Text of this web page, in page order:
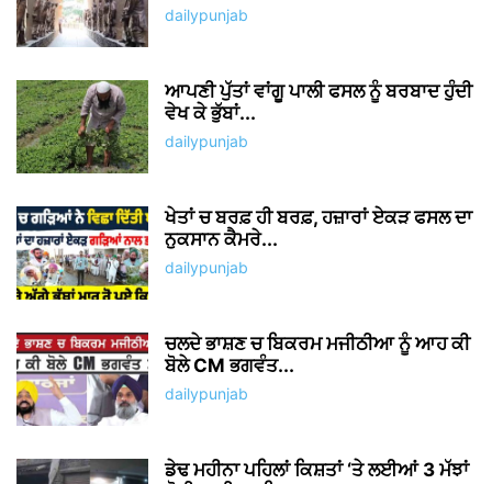
dailypunjab
ਆਪਣੀ ਪੁੱਤਾਂ ਵਾਂਗੂ ਪਾਲੀ ਫਸਲ ਨੂੰ ਬਰਬਾਦ ਹੁੰਦੀ
ਵੇਖ ਕੇ ਭੁੱਬਾਂ...
dailypunjab
ਖੇਤਾਂ ਚ ਬਰਫ਼ ਹੀ ਬਰਫ਼, ਹਜ਼ਾਰਾਂ ਏਕੜ ਫਸਲ ਦਾ
ਨੁਕਸਾਨ ਕੈਮਰੇ...
dailypunjab
ਚਲਦੇ ਭਾਸ਼ਣ ਚ ਬਿਕਰਮ ਮਜੀਠੀਆ ਨੂੰ ਆਹ ਕੀ
ਬੋਲੇ CM ਭਗਵੰਤ...
dailypunjab
ਡੇਢ ਮਹੀਨਾ ਪਹਿਲਾਂ ਕਿਸ਼ਤਾਂ ‘ਤੇ ਲਈਆਂ 3 ਮੱਝਾਂ